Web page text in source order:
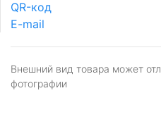
QR-код
E-mail
Внешний вид товара может
фотографии